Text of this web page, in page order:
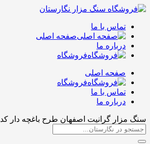
تماس با ما
صفحه اصلی
درباره ما
فروشگاه
صفحه اصلی
فروشگاه
تماس با ما
درباره ما
سنگ مزار گرانیت اصفهان طرح باغچه دار کد 98